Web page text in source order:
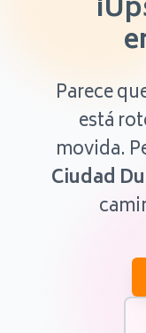
Parece
está
movida.
Ciudad